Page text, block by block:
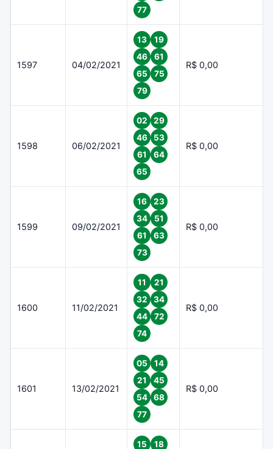
77
1597 04/02/2021
13
19
46
61
65
75
79
R$ 0,00
1598 06/02/2021
02
29
46
53
61
64
65
R$ 0,00
1599 09/02/2021
16
23
34
51
61
63
73
R$ 0,00
1600 11/02/2021
11
21
32
34
44
72
74
R$ 0,00
1601 13/02/2021
05
14
21
45
54
68
77
R$ 0,00
15 18